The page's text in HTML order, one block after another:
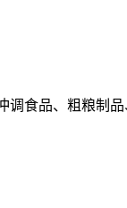
食品、粗粮制